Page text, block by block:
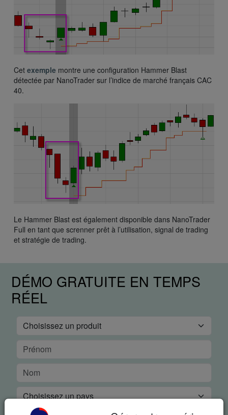
Cet exemple montre une configuration Hammer Blast
détectée par NanoTrader sur l’indice de marché français CAC
40.
Le Hammer Blast est également disponible dans NanoTrader
Full en tant que screnner prêt à l’utilisation, signal de trading
et stratégie de trading.
DÉMO GRATUITE EN TEMPS
RÉEL